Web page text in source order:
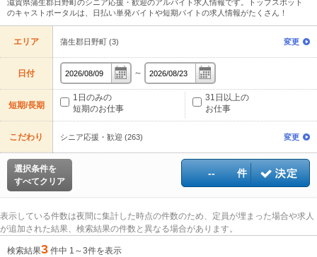
滋賀県蒲生郡日野町のシニア応援・歓迎のアルバイト求人情報です。トップスポット
のキャストポータルは、日払い単発バイトや短期バイトの求人情報がたくさん！
エリア 蒲生郡日野町 (3) 変更
日付 ～
短期/長期
1日のみの
短期のお仕事
31日以上の
お仕事
こだわり シニア応援・歓迎 (263) 変更
選択条件を
すべてクリア
-- 件
表示している件数は夜間に集計した時点の件数のため、定員が埋まった場合や求人
が追加された結果、検索結果の件数と異なる場合があります。
検索結果3 件中 1～3件を表示